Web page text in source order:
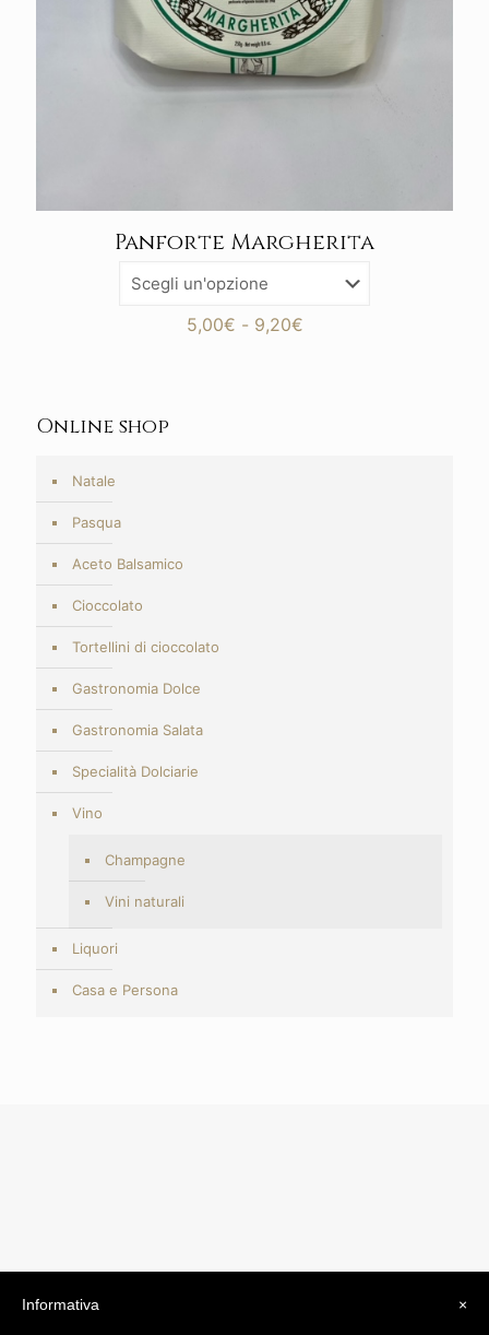
Panforte Margherita
5,00€ - 9,20€Fascia
Online shop
Natale
Pasqua
Aceto Balsamico
Cioccolato
Tortellini di cioccolato
Gastronomia Dolce
Gastronomia Salata
Specialità Dolciarie
Vino
Champagne
Vini naturali
Liquori
Casa e Persona
×
Informativa